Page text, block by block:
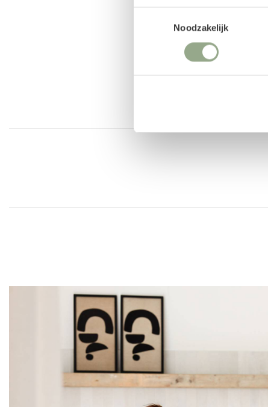
Noodzakelijk
Upgrade met een bodembedekker
Om het geheel af te maken, kan de pot
zoals verfijnde houtsnippers,